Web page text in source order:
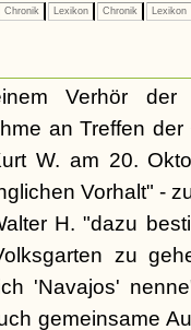
Chronik Lexikon Chronik Lexikon
Verhör der
an Treffen
W. am 20.
Vorhalt" -
H. "dazu
zu
'Navajos'
gemeinsame